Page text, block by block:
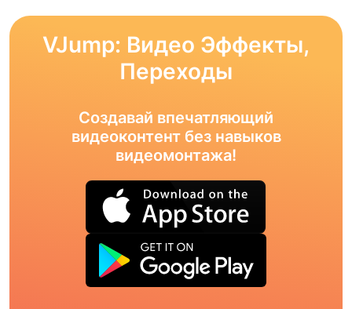
VJump: Видео Эффекты,
Переходы
Создавай впечатляющий
видеоконтент без навыков
видеомонтажа!